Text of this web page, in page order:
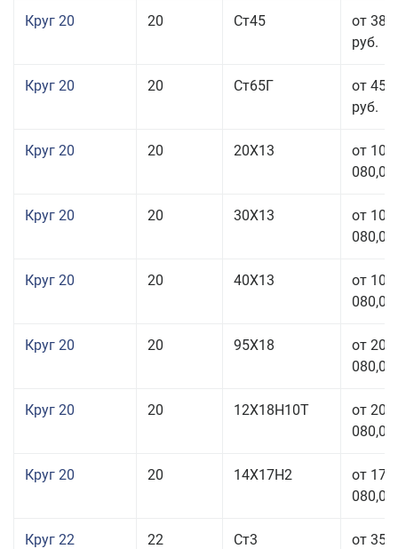
Круг 20 20 Ст45
от 38
руб.
Круг 20 20 Ст65Г
от 45
руб.
Круг 20 20 20Х13
от 103
080,00
Круг 20 20 30Х13
от 103
080,00
Круг 20 20 40Х13
от 103
080,00
Круг 20 20 95Х18
от 208
080,00
Круг 20 20 12Х18Н10Т
от 209
080,00
Круг 20 20 14Х17Н2
от 175
080,00
Круг 22 22 Ст3
от 35